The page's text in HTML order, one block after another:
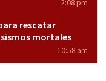
2:08 pm
rescatar
mortales
10:58 am